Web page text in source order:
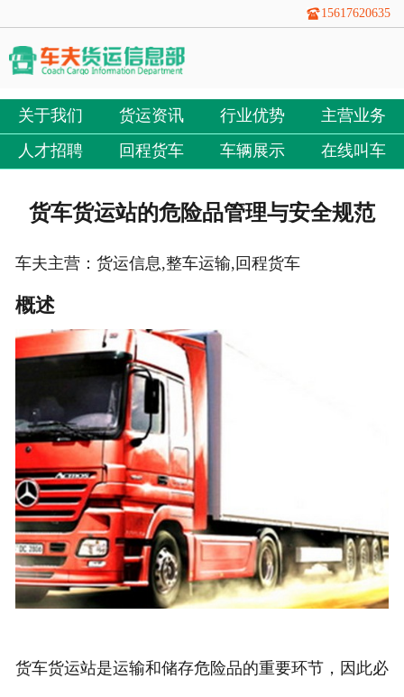
15617620635
关于我们 货运资讯 行业优势
主营业务
人才招聘
回程货车 车辆展示 在线叫车
货车货运站的危险品管理与安全规范
车夫主营：货运信息,整车运输,回程货车
概述
货车货运站是运输和储存危险品的重要环节，因此必